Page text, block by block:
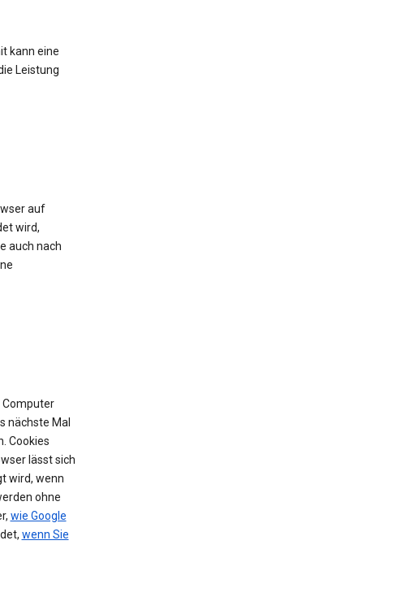
kann eine
Leistung
auf
wird,
auch nach
Computer
nächste Mal
Cookies
lässt sich
wird, wenn
ohne
wie Google
wenn Sie